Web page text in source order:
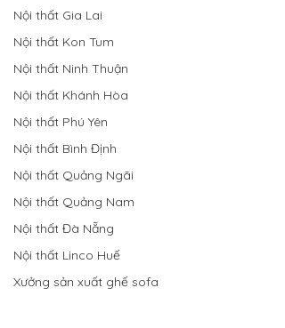
Nội thất Gia Lai
Nội thất Kon Tum
Nội thất Ninh Thuận
Nội thất Khánh Hòa
Nội thất Phú Yên
Nội thất Bình Định
Nội thất Quảng Ngãi
Nội thất Quảng Nam
Nội thất Đà Nẵng
Nội thất Linco Huế
Xưởng sản xuất ghế sofa